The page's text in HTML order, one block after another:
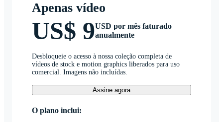
Apenas vídeo
US$ 9USD por mês faturado
anualmente
Desbloqueie o acesso à nossa coleção completa de
vídeos de stock e motion graphics liberados para uso
comercial. Imagens não incluídas.
Assine agora
O plano inclui: